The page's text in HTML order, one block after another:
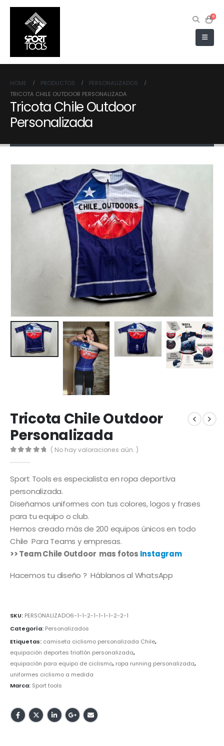
0
HOME PRODUCTOS
PERSONALIZADOS
TRICOTA CHILE OUTDOOR PERSONALIZADA
Tricota Chile Outdoor
Personalizada
Tricota Chile Outdoor
Personalizada
( No hay valoraciones aún. )
Sport Tools es especialista en ropa deportiva
personalizada.
Diseñamos uniformes con tus colores, logos y frases
para tu equipo o club.
Hemos creado más de 200 equipos únicos en todo
Chile Para Teams y empresas.
>> Team Chile Outdoor mas fotos Instagram
Hacemos tu diseño ? Háblanos al WhatsApp
SKU: PERSONALIZADO6-1-1-2-1-1-1-1-2-2-1
Categoría: Personalizados
Etiquetas: camiseta ciclismo personalizada Chile,
equipación deportes triatlón personalizada,
equipación para equipo de ciclismo, ropa running personalizada,
uniformes ciclismo a medida
Marca: Sport tools